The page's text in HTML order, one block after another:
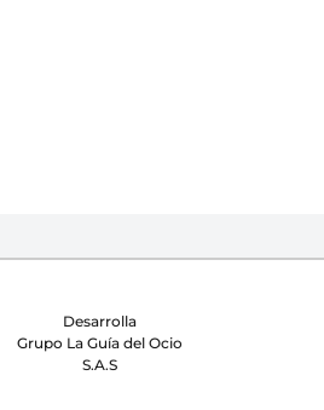
Desarrolla
Grupo La Guía del Ocio
S.A.S